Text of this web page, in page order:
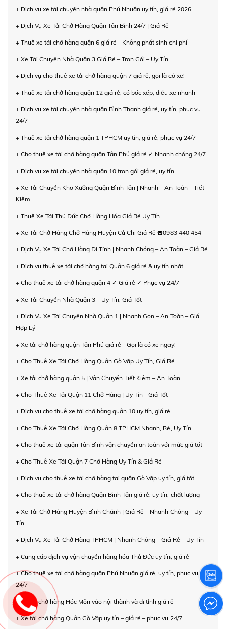
+ Dịch vụ xe tải chuyển nhà quận Phú Nhuận uy tín, giá rẻ 2026
+ Dịch Vụ Xe Tải Chở Hàng Quận Tân Bình 24/7 | Giá Rẻ
+ Thuê xe tải chở hàng quận 6 giá rẻ - Không phát sinh chi phí
+ Xe Tải Chuyển Nhà Quận 3 Giá Rẻ – Trọn Gói – Uy Tín
+ Dịch vụ cho thuê xe tải chở hàng quận 7 giá rẻ, gọi là có xe!
+ Thuê xe tải chở hàng quận 12 giá rẻ, có bốc xếp, điều xe nhanh
+ Dịch vụ xe tải chuyển nhà quận Bình Thạnh giá rẻ, uy tín, phục vụ
24/7
+ Thuê xe tải chở hàng quận 1 TPHCM uy tín, giá rẻ, phục vụ 24/7
+ Cho thuê xe tải chở hàng quận Tân Phú giá rẻ ✓ Nhanh chóng 24/7
+ Dịch vụ xe tải chuyển nhà quận 10 trọn gói giá rẻ, uy tín
+ Xe Tải Chuyển Kho Xưởng Quận Bình Tân | Nhanh – An Toàn – Tiết
Kiệm
+ Thuê Xe Tải Thủ Đức Chở Hàng Hóa Giá Rẻ Uy Tín
+ Xe Tải Chở Hàng Chở Hàng Huyện Củ Chi Giá Rẻ ☎️0983 440 454
+ Dịch Vụ Xe Tải Chở Hàng Đi Tỉnh | Nhanh Chóng – An Toàn – Giá Rẻ
+ Dịch vụ thuê xe tải chở hàng tại Quận 6 giá rẻ & uy tín nhất
+ Cho thuê xe tải chở hàng quận 4 ✓ Giá rẻ ✓ Phục vụ 24/7
+ Xe Tải Chuyển Nhà Quận 3 – Uy Tín, Giá Tốt
+ Dịch Vụ Xe Tải Chuyển Nhà Quận 1 | Nhanh Gọn – An Toàn – Giá
Hợp Lý
+ Xe tải chở hàng quận Tân Phú giá rẻ - Gọi là có xe ngay!
+ Cho Thuê Xe Tải Chở Hàng Quận Gò Vấp Uy Tín, Giá Rẻ
+ Xe tải chở hàng quận 5 | Vận Chuyển Tiết Kiệm – An Toàn
+ Cho Thuê Xe Tải Quận 11 Chở Hàng | Uy Tín - Giá Tốt
+ Dịch vụ cho thuê xe tải chở hàng quận 10 uy tín, giá rẻ
+ Cho Thuê Xe Tải Chở Hàng Quận 8 TPHCM Nhanh, Rẻ, Uy Tín
+ Cho thuê xe tải quận Tân Bình vận chuyển an toàn với mức giá tốt
+ Cho Thuê Xe Tải Quận 7 Chở Hàng Uy Tín & Giá Rẻ
+ Dịch vụ cho thuê xe tải chở hàng tại quận Gò Vấp uy tín, giá tốt
+ Cho thuê xe tải chở hàng Quận Bình Tân giá rẻ, uy tín, chất lượng
+ Xe Tải Chở Hàng Huyện Bình Chánh | Giá Rẻ – Nhanh Chóng – Uy
Tín
+ Dịch Vụ Xe Tải Chở Hàng TPHCM | Nhanh Chóng – Giá Rẻ – Uy Tín
+ Cung cấp dịch vụ vận chuyển hàng hóa Thủ Đức uy tín, giá rẻ
+ Cho thuê xe tải chở hàng quận Phú Nhuận giá rẻ, uy tín, phục vụ
24/7
+ Xe tải chở hàng Hóc Môn vào nội thành và đi tỉnh giá rẻ
+ Xe tải chở hàng Quận Gò Vấp uy tín – giá rẻ – phục vụ 24/7